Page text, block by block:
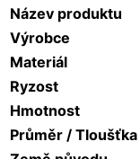
Název produktu
Výrobce
Materiál
Ryzost
Hmotnost
Průměr / Tloušťka